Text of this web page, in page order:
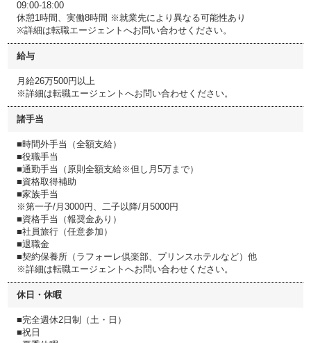
09:00-18:00
休憩1時間、実働8時間 ※就業先により異なる可能性あり
※詳細は転職エージェントへお問い合わせください。
給与
月給26万500円以上
※詳細は転職エージェントへお問い合わせください。
諸手当
■時間外手当（全額支給）
■役職手当
■通勤手当（原則全額支給※但し月5万まで）
■資格取得補助
■家族手当
※第一子/月3000円、二子以降/月5000円
■資格手当（報奨金あり）
■社員旅行（任意参加）
■退職金
■契約保養所（ラフォーレ倶楽部、プリンスホテルなど）他
※詳細は転職エージェントへお問い合わせください。
休日・休暇
■完全週休2日制（土・日）
■祝日